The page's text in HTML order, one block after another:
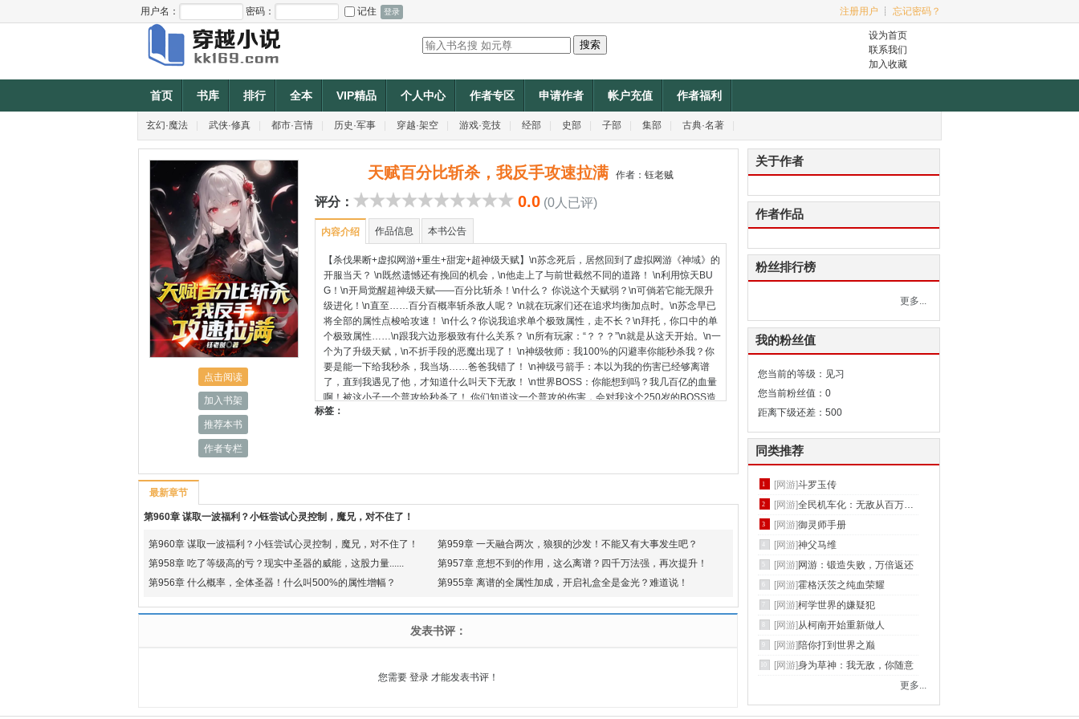
用户名： 密码： 记住 注册用户 ┊ 忘记密码？
设为首页
联系我们
加入收藏
首页 书库 排行 全本 VIP精品 个人中心 作者专区 申请作者 帐户充值 作者福利
玄幻·魔法 武侠·修真 都市·言情 历史·军事 穿越·架空 游戏·竞技 经部 史部 子部 集部 古典·名著
点击阅读
加入书架
推荐本书
作者专栏
天赋百分比斩杀，我反手攻速拉满 作者： 钰老贼
评分： 0.0 (0人已评)
内容介绍 作品信息 本书公告
【杀伐果断+虚拟网游+重生+甜宠+超神级天赋】\n苏念死后，居然回到了虚拟网游《神域》的
开服当天？ \n既然遗憾还有挽回的机会，\n他走上了与前世截然不同的道路！ \n利用惊天BU
G！\n开局觉醒超神级天赋——百分比斩杀！\n什么？ 你说这个天赋弱？\n可倘若它能无限升
级进化！\n直至……百分百概率斩杀敌人呢？ \n就在玩家们还在追求均衡加点时。\n苏念早已
将全部的属性点梭哈攻速！ \n什么？你说我追求单个极致属性，走不长？\n拜托，你口中的单
个极致属性……\n跟我六边形极致有什么关系？ \n所有玩家：“？？？”\n就是从这天开始。\n一
个为了升级天赋，\n不折手段的恶魔出现了！ \n神级牧师：我100%的闪避率你能秒杀我？你
要是能一下给我秒杀，我当场……爸爸我错了！ \n神级弓箭手：本以为我的伤害已经够离谱
了，直到我遇见了他，才知道什么叫天下无敌！ \n世界BOSS：你能想到吗？我几百亿的血量
啊！被这小子一个普攻给秒杀了！ 你们知道这一个普攻的伤害，会对我这个250岁的BOSS造
成多大心理伤害吗？ 呜呜呜~\n本书又名：《虚拟杀戮》
标签：
最新章节
第960章 谋取一波福利？小钰尝试心灵控制，魔兄，对不住了！
第960章 谋取一波福利？小钰尝试心灵控制，魔兄，对不住了！
第959章 一天融合两次，狼狈的沙发！不能又有大事发生吧？
第958章 吃了等级高的亏？现实中圣器的威能，这股力量......
第957章 意想不到的作用，这么离谱？四千万法强，再次提升！
第956章 什么概率，全体圣器！什么叫500%的属性增幅？
第955章 离谱的全属性加成，开启礼盒全是金光？难道说！
发表书评：
您需要 登录才能发表书评！
关于作者
作者作品
粉丝排行榜
更多...
我的粉丝值
您当前的等级：见习
您当前粉丝值：0
距离下级还差：500
同类推荐
1 [网游]斗罗玉传
2 [网游]全民机车化：无敌从百万增幅开始
3 [网游]御灵师手册
[网游]神父马维
[网游]网游：锻造失败，万倍返还
6 [网游]霍格沃茨之纯血荣耀
[网游]柯学世界的嫌疑犯
[网游]从柯南开始重新做人
[网游]陪你打到世界之巅
[网游]身为草神：我无敌，你随意
更多...